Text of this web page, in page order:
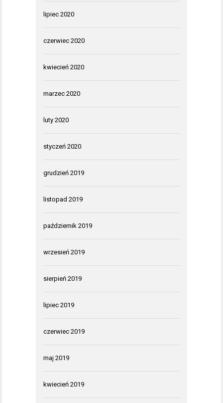
lipiec 2020
czerwiec 2020
kwiecień 2020
marzec 2020
luty 2020
styczeń 2020
grudzień 2019
listopad 2019
październik 2019
wrzesień 2019
sierpień 2019
lipiec 2019
czerwiec 2019
maj 2019
kwiecień 2019